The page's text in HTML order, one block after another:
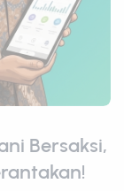
Bersaksi,